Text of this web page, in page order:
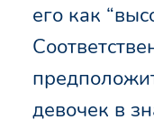
его как
девочек в